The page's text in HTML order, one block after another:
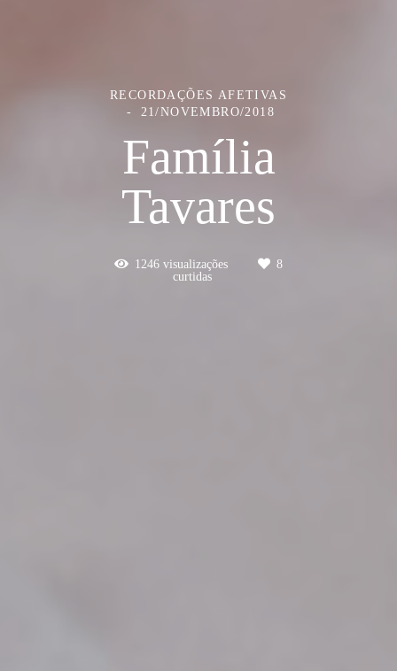
RECORDAÇÕES AFETIVAS
21/NOVEMBRO/2018
Família
Tavares
1246 visualizações
8
curtidas